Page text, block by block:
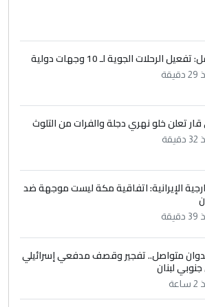
تفعيل الرحلات الجوية لـ 10 وجهات دولية
تعلن خلو نهري دجلة والفرات من التلوث
الإيرانية: اتفاقية مكة ليست موجهة ضد
متواصل.. تفجير وقصف مدفعي إسرائيلي
لبنان